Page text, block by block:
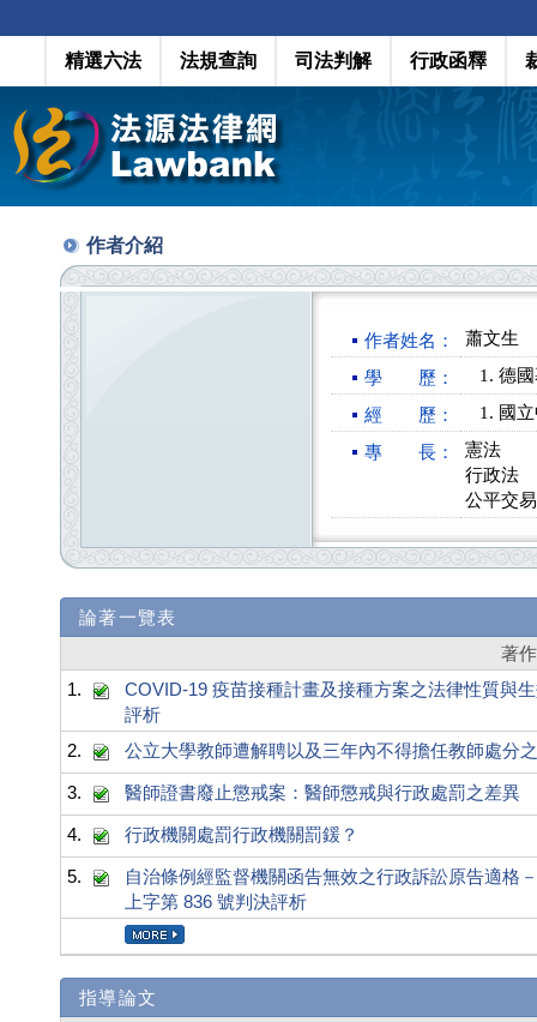
精選六法 法規查詢 司法判解 行政函釋
作者介紹
作者姓名： 蕭文生
學 歷： 德
經 歷： 國
專 長：
憲法
行政法
公平交
論著一覽表
著
1.
COVID-19 疫苗接種計畫及接種方案之法律性質與
評析
2.
公立大學教師遭解聘以及三年內不得擔任教師處分
3. 醫師證書廢止懲戒案：醫師懲戒與行政處罰之差異
4. 行政機關處罰行政機關罰鍰？
5.
自治條例經監督機關函告無效之行政訴訟原告適格
上字第 836 號判決評析
指導論文